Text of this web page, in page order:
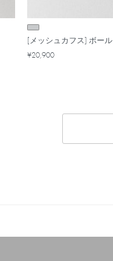
[メッシュカフス] ボー
¥20,900